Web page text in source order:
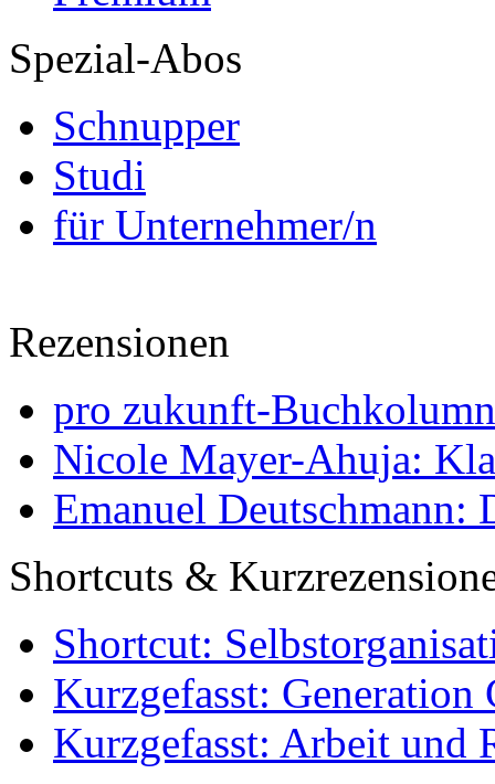
Spezial-Abos
Schnupper
Studi
für Unternehmer/n
Rezensionen
pro zukunft-
Nicole Mayer-Ahuja:
Emanuel Deutschmann:
Shortcuts &
Shortcut:
Kurzgefasst: Generation
Kurzgefasst: Arbeit und